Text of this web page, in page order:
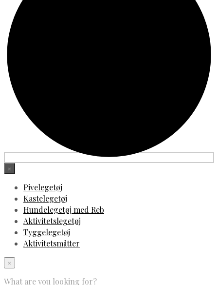
×
Pivelegetøj
Kastelegetøj
Hundelegetøj med Reb
Aktivitetslegetøj
Tyggelegetøj
Aktivitetsmåtter
×
What are you looking for?